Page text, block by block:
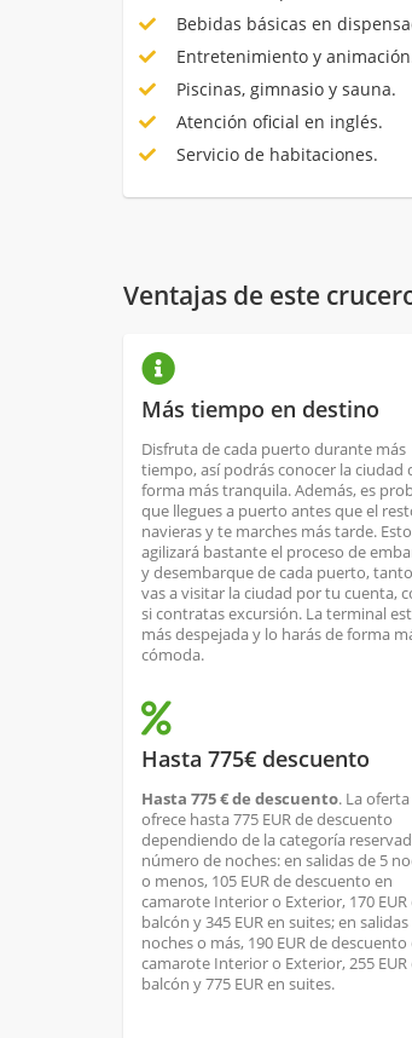
Bebidas básicas en
Entretenimiento y
Piscinas, gimnasio y sauna.
Atención oficial en inglés.
Servicio de habitaciones.
Ventajas de este
Más tiempo en destino
Disfruta de cada puerto durante más
tiempo, así podrás conocer la ciudad
forma más tranquila. Además, es
que llegues a puerto antes que el
navieras y te marches más tarde. Esto
agilizará bastante el proceso de
y desembarque de cada puerto,
vas a visitar la ciudad por tu cuenta,
si contratas excursión. La terminal
más despejada y lo harás de forma
cómoda.
Hasta 775€ descuento
Hasta 775 € de descuento. La oferta
ofrece hasta 775 EUR de descuento
dependiendo de la categoría
número de noches: en salidas de 5
o menos, 105 EUR de descuento en
camarote Interior o Exterior, 170 EUR
balcón y 345 EUR en suites; en
noches o más, 190 EUR de descuento
camarote Interior o Exterior, 255 EUR
balcón y 775 EUR en suites.